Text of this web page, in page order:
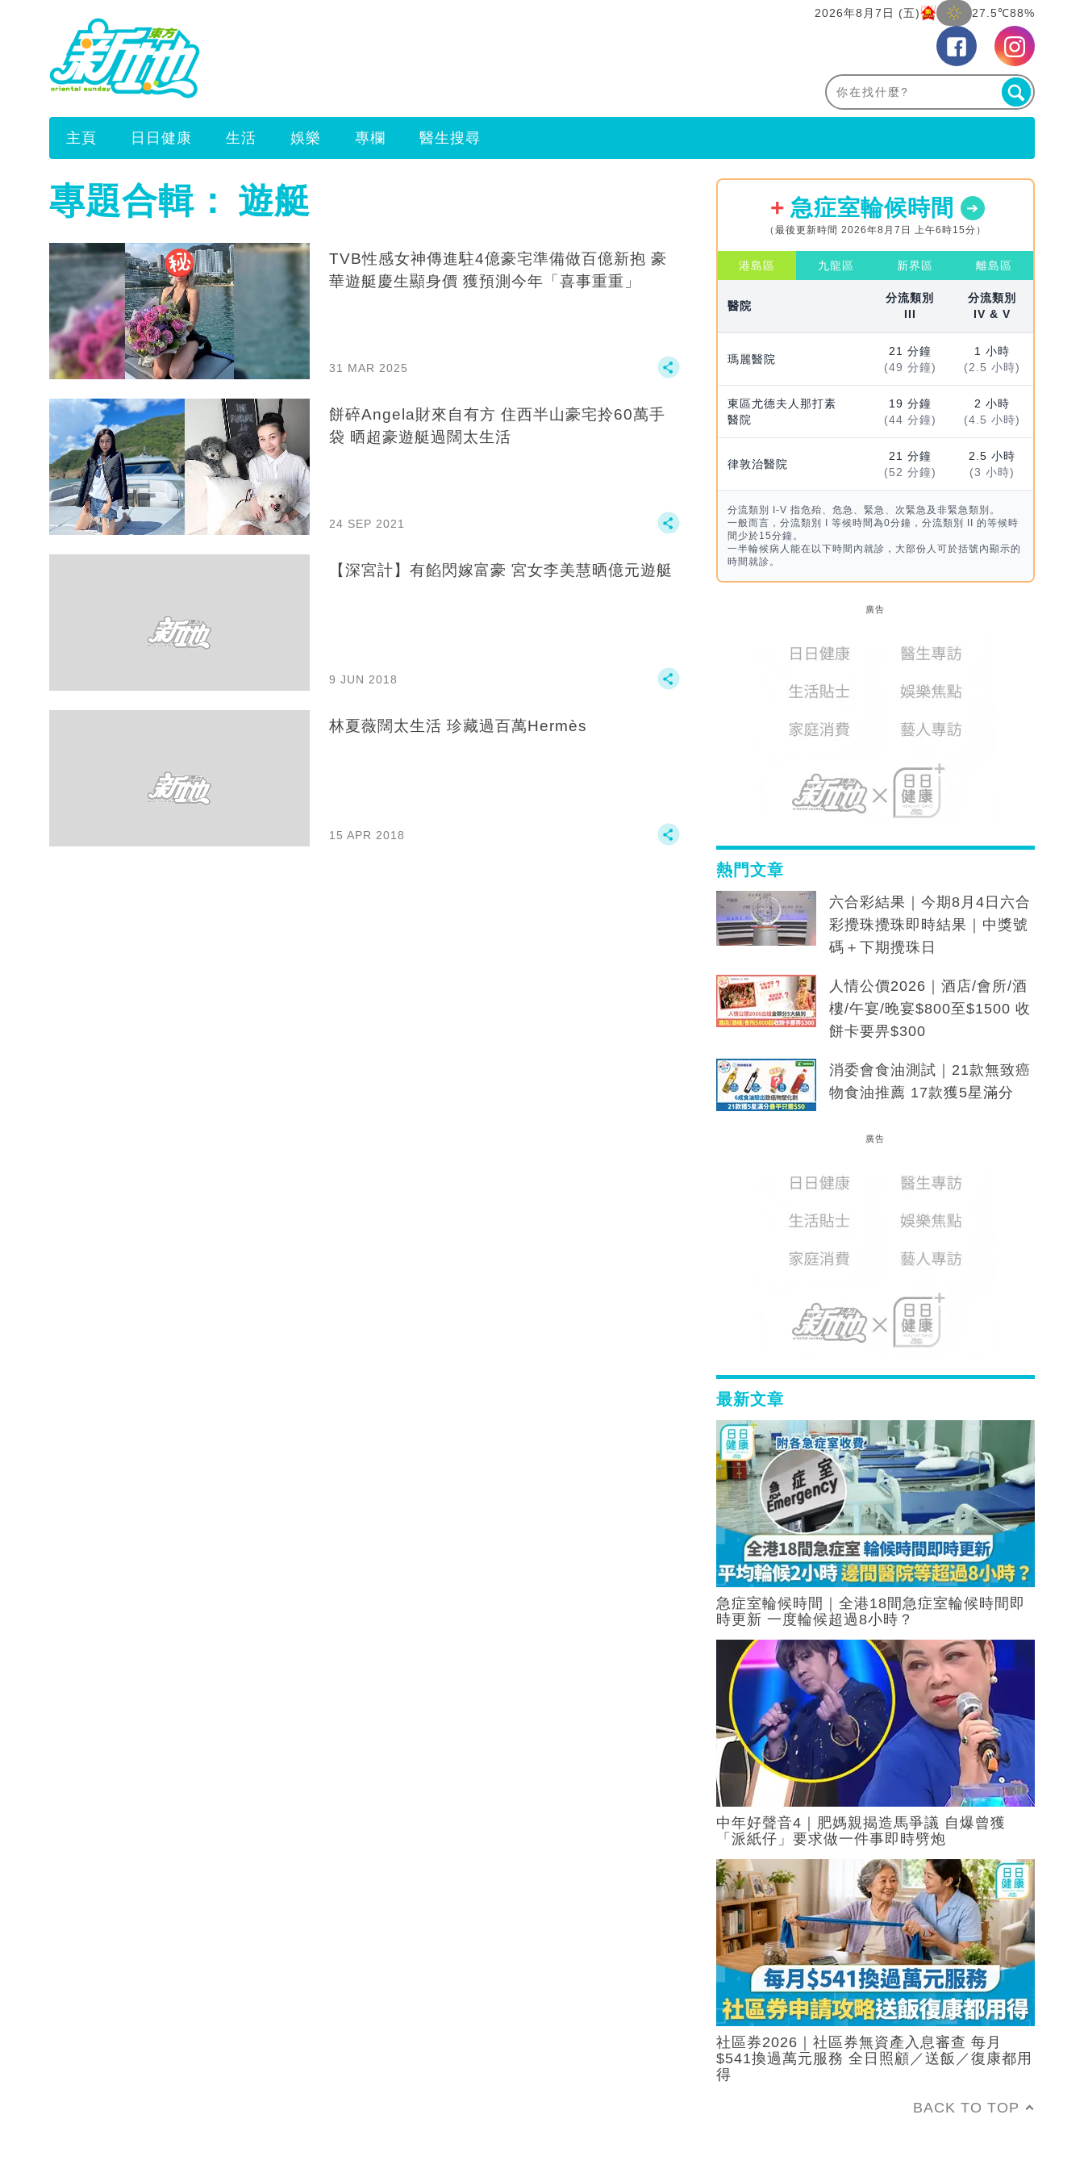
2026年8月7日 (五) 27.5℃88%
主頁 日日健康 生活 娛樂 專欄 醫生搜尋
專題合輯： 遊艇
TVB性感女神傳進駐4億豪宅準備做百億新抱 豪
華遊艇慶生顯身價 獲預測今年「喜事重重」
31 MAR 2025
餅碎Angela財來自有方 住西半山豪宅拎60萬手
袋 晒超豪遊艇過闊太生活
24 SEP 2021
【深宮計】有餡閃嫁富豪 宮女李美慧晒億元遊艇
9 JUN 2018
林夏薇闊太生活 珍藏過百萬Hermès
15 APR 2018
急症室輪候時間
（最後更新時間 2026年8月7日 上午6時15分）
港島區 九龍區 新界區 離島區
醫院
分流類別
III
分流類別
IV & V
瑪麗醫院
21 分鐘
(49 分鐘)
1 小時
(2.5 小時)
東區尤德夫人那打素
醫院
19 分鐘
(44 分鐘)
2 小時
(4.5 小時)
律敦治醫院
21 分鐘
(52 分鐘)
2.5 小時
(3 小時)
分流類別 I-V 指危殆、危急、緊急、次緊急及非緊急類別。
一般而言，分流類別 I 等候時間為0分鐘，分流類別 II 的等候時
間少於15分鐘。
一半輪候病人能在以下時間內就診，大部份人可於括號內顯示的
時間就診。
廣告
熱門文章
六合彩結果｜今期8月4日六合
彩攪珠攪珠即時結果｜中獎號
碼＋下期攪珠日
人情公價2026｜酒店/會所/酒
樓/午宴/晚宴$800至$1500 收
餅卡要畀$300
消委會食油測試｜21款無致癌
物食油推薦 17款獲5星滿分
廣告
最新文章
急症室輪候時間｜全港18間急症室輪候時間即
時更新 一度輪候超過8小時？
中年好聲音4｜肥媽親揭造馬爭議 自爆曾獲
「派紙仔」要求做一件事即時劈炮
社區券2026｜社區券無資產入息審查 每月
$541換過萬元服務 全日照顧／送飯／復康都用
得
BACK TO TOP